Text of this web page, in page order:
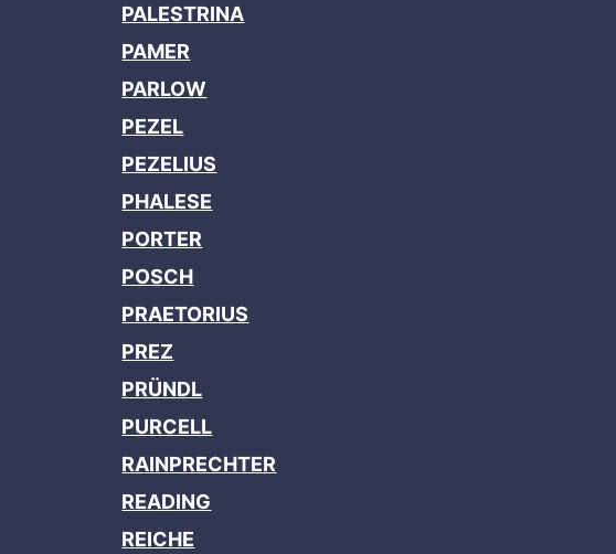
PALESTRINA
PAMER
PARLOW
PEZEL
PEZELIUS
PHALESE
PORTER
POSCH
PRAETORIUS
PREZ
PRÜNDL
PURCELL
RAINPRECHTER
READING
REICHE